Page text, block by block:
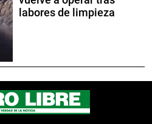
labores de limpieza